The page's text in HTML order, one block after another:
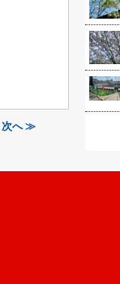
次へ ≫